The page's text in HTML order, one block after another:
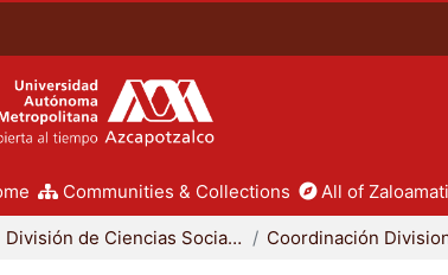
Communities & Collections All of Zaloamati
División de Ciencias Sociales y Humanidades